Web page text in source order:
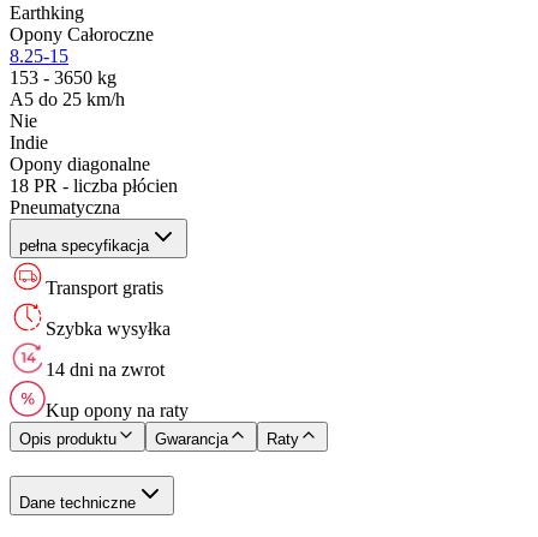
Earthking
Opony Całoroczne
8.25-15
153 - 3650 kg
A5 do 25 km/h
Nie
Indie
Opony diagonalne
18 PR - liczba płócien
Pneumatyczna
pełna specyfikacja
Transport gratis
Szybka wysyłka
14 dni na zwrot
Kup opony na raty
Opis produktu Gwarancja Raty
Dane techniczne